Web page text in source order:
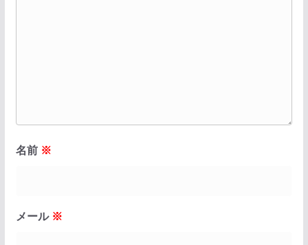
名前 ※
メール ※